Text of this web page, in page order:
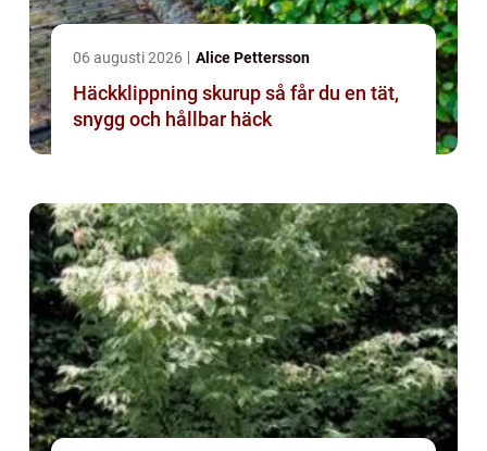
06 augusti 2026 Alice Pettersson
Häckklippning skurup så får du en tät,
snygg och hållbar häck